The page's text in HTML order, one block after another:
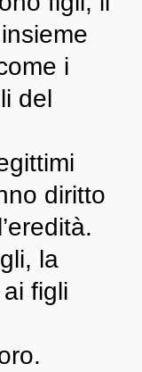
i
del
diritto
la
figli